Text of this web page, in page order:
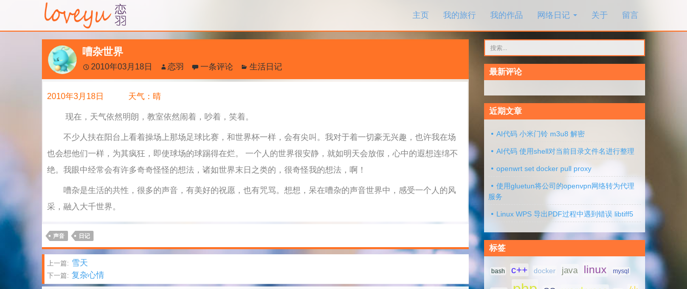
主页
我的旅行 我的作品 网络日记 关于 留言
嘈杂世界
2010年03月18日 恋羽 一条评论 生活日记
2010年3月18日 天气：晴
现在，天气依然明朗，教室依然闹着，吵着，笑着。
不少人扶在阳台上看着操场上那场足球比赛，和世界杯一样，会有尖叫。我对于着一切豪无兴趣，也许我在场
也会想他们一样，为其疯狂，即使球场的球踢得在烂。
一个人的世界很安静，就如明天会放假，心中的遐想连绵不
绝。我眼中经常会有许多奇奇怪怪的想法，诸如世界末日之类的，很奇怪我的想法，啊！
嘈杂是生活的共性，很多的声音，有美好的祝愿，也有咒骂。想想，呆在嘈杂的声音世界中，感受一个人的风
采，融入大千世界。
声音 日记
文
章
上一篇: 雪天
下一篇: 复杂心情
索：
最新评论
近期文章
AI代码 小米门铃 m3u8 解密
AI代码 使用shell对当前目录文件名进行整理
openwrt set docker pull proxy
使用gluetun将公司的openvpn网络转为代理
服务
Linux WPS 导出PDF过程中遇到错误 libtiff5
标签
bash c++ docker java linux mysql